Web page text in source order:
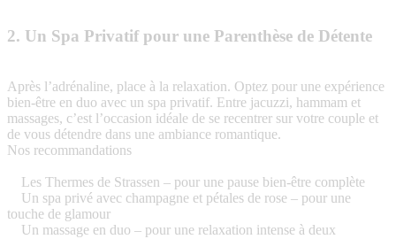
2. Un Spa Privatif pour une Parenthèse de Détente
Après l’adrénaline, place à la relaxation. Optez pour une expérience
bien-être en duo avec un spa privatif. Entre jacuzzi, hammam et
massages, c’est l’occasion idéale de se recentrer sur votre couple et
de vous détendre dans une ambiance romantique.
Nos recommandations
Les Thermes de Strassen – pour une pause bien-être complète
Un spa privé avec champagne et pétales de rose – pour une
touche de glamour
Un massage en duo – pour une relaxation intense à deux